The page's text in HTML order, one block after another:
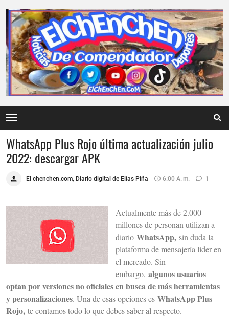
WhatsApp Plus Rojo última actualización julio
2022: descargar APK
El chenchen.com, Diario digital de Elías Piña 6:00 A. M. 1
Actualmente más de 2.000
millones de personan utilizan a
diario WhatsApp, sin duda la
plataforma de mensajería líder en
el mercado. Sin
embargo, algunos usuarios
optan por versiones no oficiales en busca de más herramientas
y personalizaciones. Una de esas opciones es WhatsApp Plus
Rojo, te contamos todo lo que debes saber al respecto.